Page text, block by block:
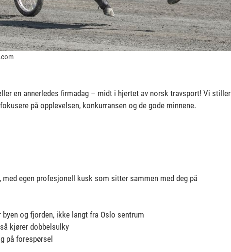
en annerledes firmadag – midt i hjertet av norsk travsport! Vi stiller
på opplevelsen, konkurransen og de gode minnene.
egen profesjonell kusk som sitter sammen med deg på
og fjorden, ikke langt fra Oslo sentrum
kjører dobbelsulky
på forespørsel